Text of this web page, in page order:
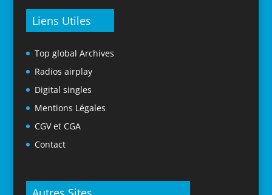
Liens Utiles
Top global Archives
Radios airplay
Digital singles
Mentions Légales
CGV et CGA
Contact